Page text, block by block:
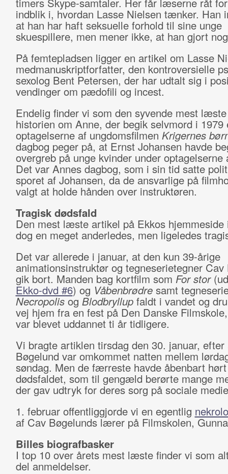
indblik i, hvordan Lasse Nielsen tænker. Han
at han har haft seksuelle forhold til sine unge
skuespillere, men mener ikke, at han gjort
På femtepladsen ligger en artikel om Lasse
medmanuskriptforfatter, den kontroversielle
sexolog Bent Petersen, der har udtalt sig i
vendinger om pædofili og incest.
Endelig finder vi som den syvende mest
historien om Anne, der begik selvmord i 1979
optagelserne af ungdomsfilmen Krigernes
dagbog peger på, at Ernst Johansen havde
overgreb på unge kvinder under optagelserne
Det var Annes dagbog, som i sin tid satte
sporet af Johansen, da de ansvarlige på
valgt at holde hånden over instruktøren.
Tragisk dødsfald
Den mest læste artikel på Ekkos hjemmeside
dog en meget anderledes, men ligeledes
Det var allerede i januar, at den kun 39-årige
animationsinstruktør og tegneserietegner Cav
gik bort. Manden bag kortfilm som For stor
Ekko-dvd #6) og Våbenbrødresamt
Necropolisog Blodbryllupfaldt i vandet og
vej hjem fra en fest på Den Danske
var blevet uddannet ti år tidligere.
Vi bragte artiklen tirsdag den 30. januar, efter
Bøgelund var omkommet natten mellem
søndag. Men de færreste havde åbenbart
dødsfaldet, som til gengæld berørte mange
der gav udtryk for deres sorg på sociale
1. februar offentliggjorde vi en egentlig
af Cav Bøgelunds lærer på Filmskolen,
Billes biografbasker
I top 10 over årets mest læste finder vi som
del anmeldelser.